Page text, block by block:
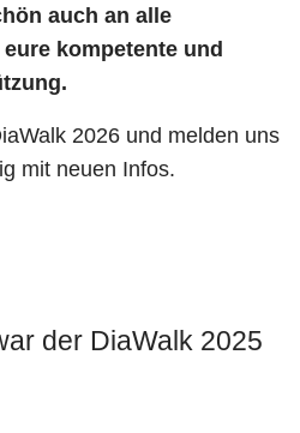
auch an alle
kompetente und
2026 und melden uns
mit neuen Infos.
der DiaWalk 2025